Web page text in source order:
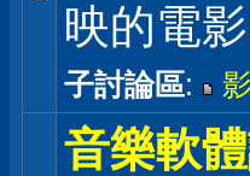
映的電
子討論區:
音樂軟